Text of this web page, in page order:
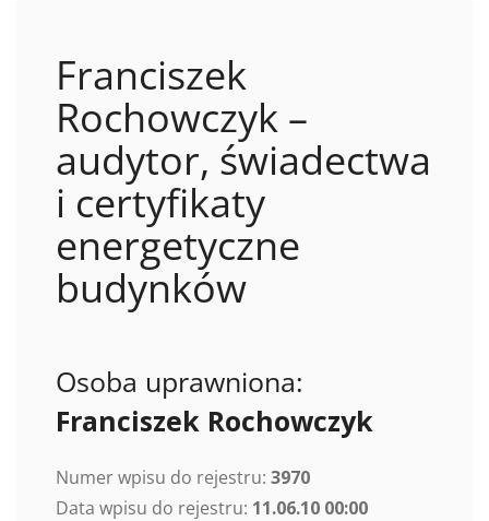
Franciszek
Rochowczyk –
audytor, świadectwa
i certyfikaty
energetyczne
budynków
Osoba uprawniona:
Franciszek Rochowczyk
Numer wpisu do rejestru: 3970
Data wpisu do rejestru: 11.06.10 00:00